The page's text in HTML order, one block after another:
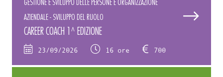
GESTIONE E SVILUPPO DELLE PERSONE E ORGANIZZAZIONE
AZIENDALE - SVILUPPO DEL RUOLO
CAREER COACH 1^ EDIZIONE
23/09/2026 16 ore 700